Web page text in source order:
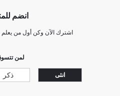
انضم
اشترك الآن وكن أول من يعلم
لمن
انثى ذكر